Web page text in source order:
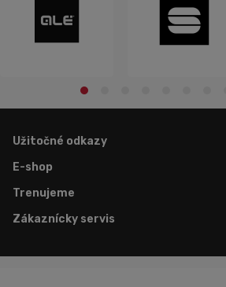
Užitočné odkazy
E-shop
Trenujeme
Zákaznícky servis